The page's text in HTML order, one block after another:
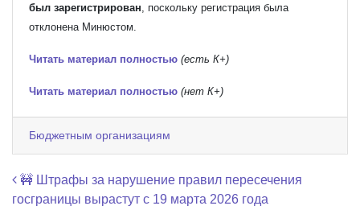
был зарегистрирован , поскольку регистрация была
отклонена Минюстом.
Читать материал полностью (есть К+)
Читать материал полностью (нет К+)
Бюджетным организациям
Навигация по записям
🚧 Штрафы за нарушение правил пересечения
госграницы вырастут с 19 марта 2026 года